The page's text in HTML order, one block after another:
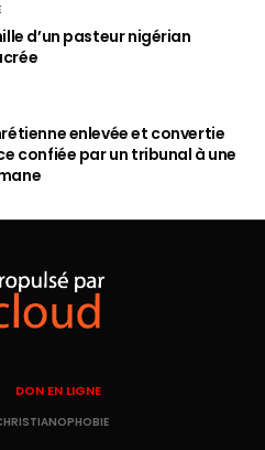
d’un pasteur nigérian
enlevée et convertie
confiée par un tribunal à une
DON EN LIGNE